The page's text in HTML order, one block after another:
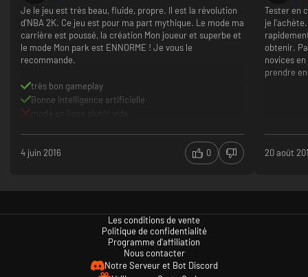
Je le jeu est très beau, fluide, propre. Il est la révolution
d'NBA 2K. Ce jeu est pour ma part mythique. Le mode ma
carrière est poussé, la création Mon joueur et superbe et
le mode Mon park est ENNORME ! Je vous le
recommande.
très bon gameplay
Bonne intelligence artificielle
4 juin 2016 0
Tester en
je
obtenir.
novices
prendre
nba 2k
trouver
cause
20 août
Les conditions de vente
Politique de confidentialité
Programme d'affiliation
Nous contacter
Notre Serveur et Bot Discord